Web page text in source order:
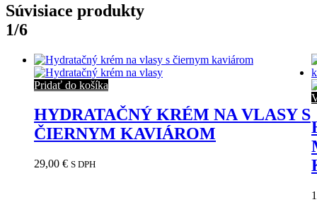
Súvisiace produkty
1/6
Pridať do košíka
HYDRATAČNÝ KRÉM NA VLASY S
ČIERNYM KAVIÁROM
29,00 € S DPH